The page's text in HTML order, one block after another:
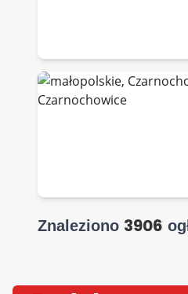
Znaleziono 3906